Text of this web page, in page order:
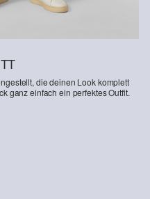
die deinen Look komplett
ganz einfach ein perfektes Outfit.